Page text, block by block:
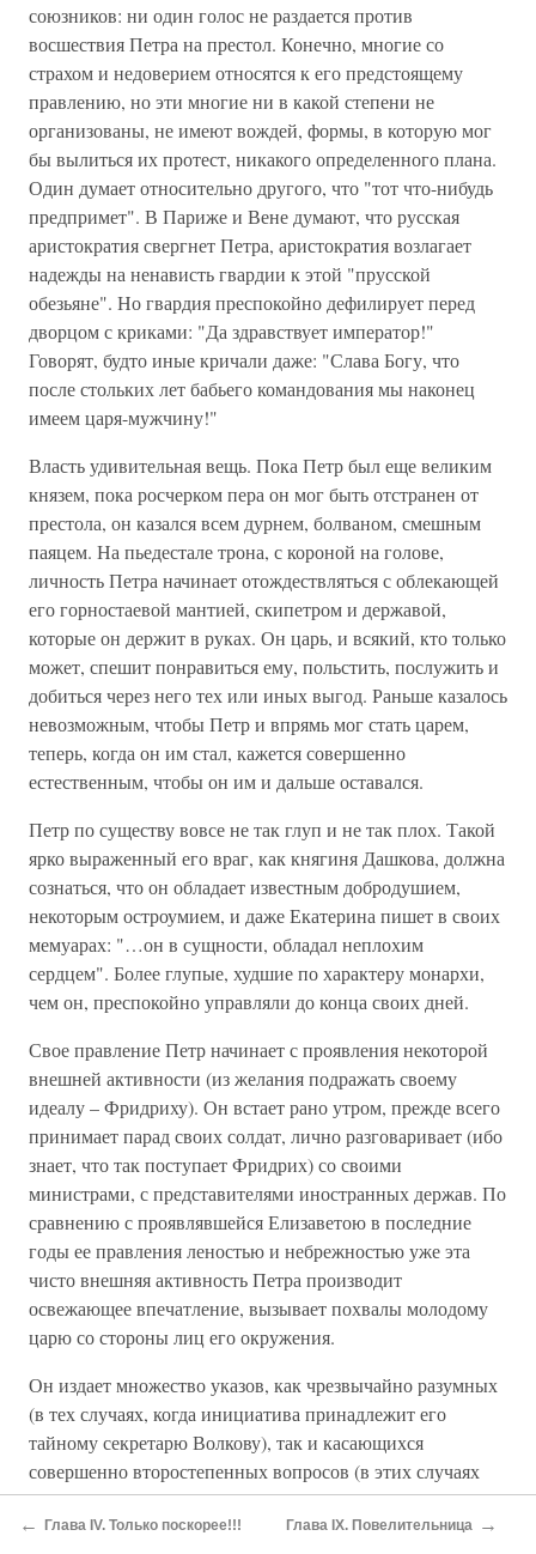
союзников: ни один голос не раздается против
восшествия Петра на престол. Конечно, многие со
страхом и недоверием относятся к его предстоящему
правлению, но эти многие ни в какой степени не
организованы, не имеют вождей, формы, в которую мог
бы вылиться их протест, никакого определенного плана.
Один думает относительно другого, что "тот что-нибудь
предпримет". В Париже и Вене думают, что русская
аристократия свергнет Петра, аристократия возлагает
надежды на ненависть гвардии к этой "прусской
обезьяне". Но гвардия преспокойно дефилирует перед
дворцом с криками: "Да здравствует император!"
Говорят, будто иные кричали даже: "Слава Богу, что
после стольких лет бабьего командования мы наконец
имеем царя-мужчину!"
Власть удивительная вещь. Пока Петр был еще великим
князем, пока росчерком пера он мог быть отстранен от
престола, он казался всем дурнем, болваном, смешным
паяцем. На пьедестале трона, с короной на голове,
личность Петра начинает отождествляться с облекающей
его горностаевой мантией, скипетром и державой,
которые он держит в руках. Он царь, и всякий, кто только
может, спешит понравиться ему, польстить, послужить и
добиться через него тех или иных выгод. Раньше казалось
невозможным, чтобы Петр и впрямь мог стать царем,
теперь, когда он им стал, кажется совершенно
естественным, чтобы он им и дальше оставался.
Петр по существу вовсе не так глуп и не так плох. Такой
ярко выраженный его враг, как княгиня Дашкова, должна
сознаться, что он обладает известным добродушием,
некоторым остроумием, и даже Екатерина пишет в своих
мемуарах: "…он в сущности, обладал неплохим
сердцем". Более глупые, худшие по характеру монархи,
чем он, преспокойно управляли до конца своих дней.
Свое правление Петр начинает с проявления некоторой
внешней активности (из желания подражать своему
идеалу – Фридриху). Он встает рано утром, прежде всего
принимает парад своих солдат, лично разговаривает (ибо
знает, что так поступает Фридрих) со своими
министрами, с представителями иностранных держав. По
сравнению с проявлявшейся Елизаветою в последние
годы ее правления леностью и небрежностью уже эта
чисто внешняя активность Петра производит
освежающее впечатление, вызывает похвалы молодому
царю со стороны лиц его окружения.
Он издает множество указов, как чрезвычайно разумных
(в тех случаях, когда инициатива принадлежит его
тайному секретарю Волкову), так и касающихся
совершенно второстепенных вопросов (в этих случаях
инициатором указов является лично Петр). В один и тот
же день отменяется существование пресловутой тайной
← Глава IV. Только поскорее!!! Глава IX. Повелительница →